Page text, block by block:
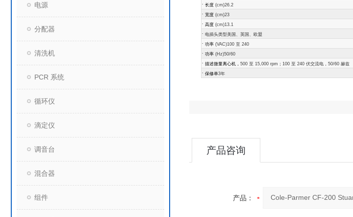
电源
分配器
清洗机
PCR 系统
循环仪
滴定仪
调音台
混合器
组件
· 长度 (cm)26.2
· 宽度 (cm)23
· 高度 (cm)13.1
· 电插头类型美国、英国、欧盟
· 功率 (VAC)100 至 240
· 功率 (Hz)50/60
· 描述微量离心机， 500 至 15,000 rpm；100 至 240 伏交流电，50/60 赫兹
· 保修单3年
产品咨询
产品：